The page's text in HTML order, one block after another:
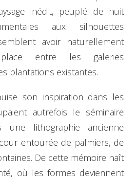
inédit, peuplé de huit
aux silhouettes
avoir naturellement
entre les galeries
plantations existantes.
son inspiration dans les
autrefois le séminaire
une lithographie ancienne
entourée de palmiers, de
De cette mémoire naît
où les formes deviennent